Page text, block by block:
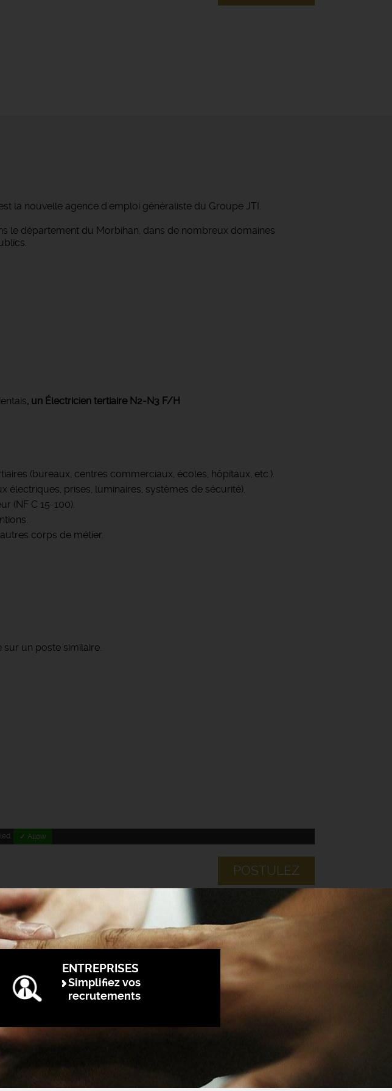
la nouvelle agence d'emploi généraliste du Groupe JTI.
le département du Morbihan, dans de nombreux domaines
, un Électricien tertiaire N2-N3 F/H
(bureaux, centres commerciaux, écoles, hôpitaux, etc.).
électriques, prises, luminaires, systèmes de sécurité).
(NF C 15-100).
corps de métier.
un poste similaire.
✓ Allow
POSTULEZ
ENTREPRISES
Simplifiez vos
recrutements